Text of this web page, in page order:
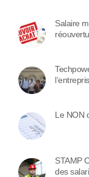
Salaire
Le NON
STAMP
des